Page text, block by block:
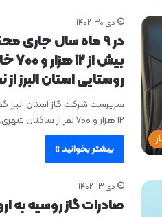
دی ۳۰, ۱۴۰۲
در ۹ ماه سال
بیش
روستایی استان البرز
۱۲ هزار و ۷۰۰ نفر از ساکنان شهری…
بیشتر بخوانید »
دی ۱۳, ۱۴۰۲
صادرات گاز روسیه به